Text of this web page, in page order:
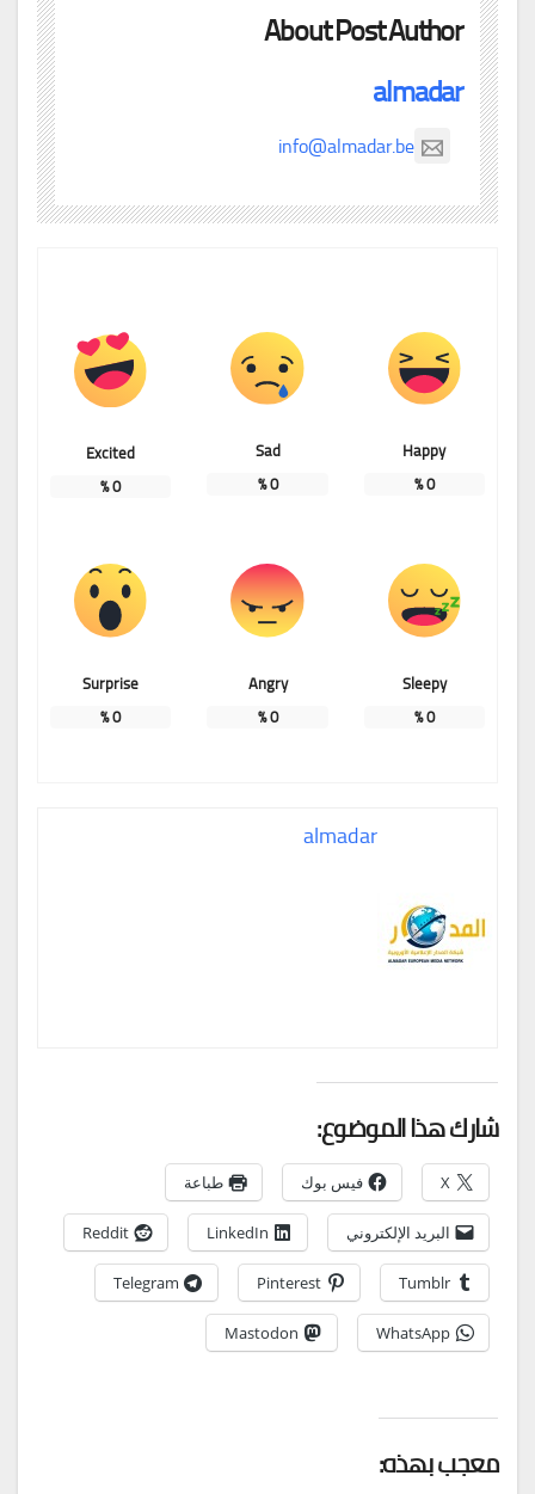
About Post Author
almadar
info@almadar.be
Happy
0
%
Sad
0
%
Excited
0
%
Sleepy
0
%
Angry
0
%
Surprise
0
%
almadar
شارك هذا الموضوع:
X فيس بوك طباعة
البريد الإلكتروني LinkedIn
Reddit
Tumblr
Pinterest
Telegram
WhatsApp
Mastodon
معجب بهذه: